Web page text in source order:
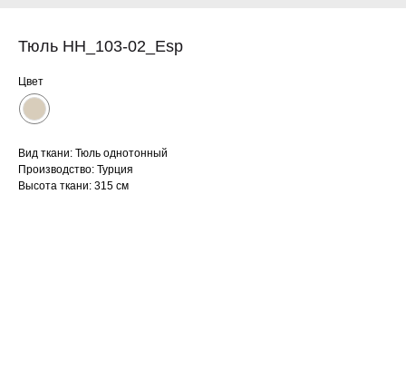
Тюль HH_103-02_Esp
Цвет
Вид ткани: Тюль однотонный
Производство: Турция
Высота ткани: 315 см